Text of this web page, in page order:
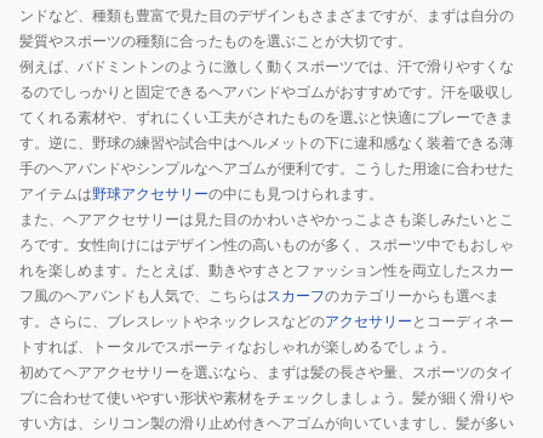
ンドなど、種類も豊富で見た目のデザインもさまざまですが、まずは自分の
髪質やスポーツの種類に合ったものを選ぶことが大切です。
例えば、バドミントンのように激しく動くスポーツでは、汗で滑りやすくな
るのでしっかりと固定できるヘアバンドやゴムがおすすめです。汗を吸収し
てくれる素材や、ずれにくい工夫がされたものを選ぶと快適にプレーできま
す。逆に、野球の練習や試合中はヘルメットの下に違和感なく装着できる薄
手のヘアバンドやシンプルなヘアゴムが便利です。こうした用途に合わせた
アイテムは野球アクセサリーの中にも見つけられます。
また、ヘアアクセサリーは見た目のかわいさやかっこよさも楽しみたいとこ
ろです。女性向けにはデザイン性の高いものが多く、スポーツ中でもおしゃ
れを楽しめます。たとえば、動きやすさとファッション性を両立したスカー
フ風のヘアバンドも人気で、こちらはスカーフのカテゴリーからも選べま
す。さらに、ブレスレットやネックレスなどのアクセサリー とコーディネー
トすれば、トータルでスポーティなおしゃれが楽しめるでしょう。
初めてヘアアクセサリーを選ぶなら、まずは髪の長さや量、スポーツのタイ
プに合わせて使いやすい形状や素材をチェックしましょう。髪が細く滑りや
すい方は、シリコン製の滑り止め付きヘアゴムが向いていますし、髪が多い